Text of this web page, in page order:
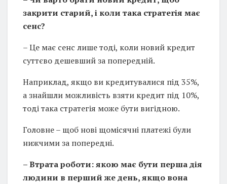
закрити старий, і коли така стратегія має
сенс?
– Це має сенс лише тоді, коли новий кредит
суттєво дешевший за попередній.
Наприклад, якщо ви кредитувалися під 35%,
а знайшли можливість взяти кредит під 10%,
тоді така стратегія може бути вигідною.
Головне – щоб нові щомісячні платежі були
нижчими за попередні.
– Втрата роботи: якою має бути перша дія
людини в перший же день, якщо вона